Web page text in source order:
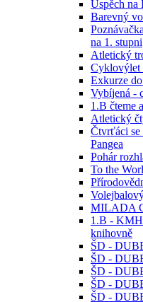
Úspěch na
Barevný
na 1. stupni
Atletický
Cyklovýlet
Exkurze
Vybíjená -
1.B čteme
Atletický
Čtvrťáci se
Pangea
Pohár
To the
MILADA
1.B -
knihovně
ŠD -
ŠD -
ŠD -
ŠD -
ŠD -